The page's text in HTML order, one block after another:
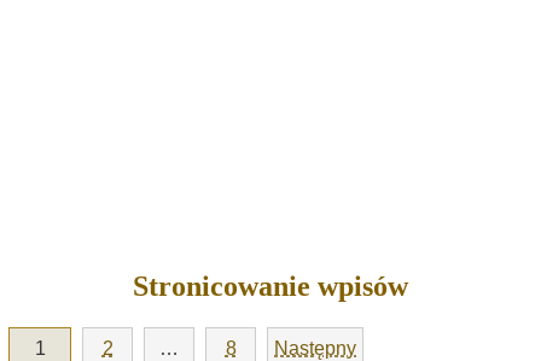
Stronicowanie wpisów
1 2 … 8 Następny